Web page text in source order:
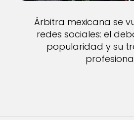
Árbitra mexicana se
redes sociales: el
popularidad y su